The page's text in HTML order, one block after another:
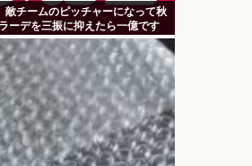
敵チームのピッチャーになって秋
ーデを三振に抑えたら一億です